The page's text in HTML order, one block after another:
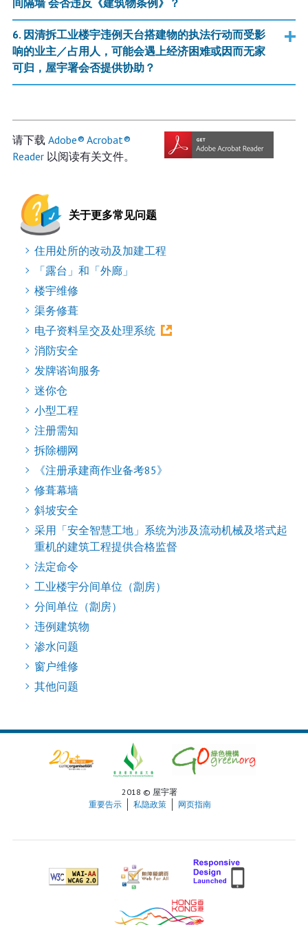
间隔墙 会否违反《建筑物条例》？
6. 因清拆工业楼宇违例天台搭建物的执法行动而受影
响的业主／占用人，可能会遇上经济困难或因而无家
可归，屋宇署会否提供协助？
请下载 Adobe® Acrobat®
Reader以阅读有关文件。
关于更多常见问题
住用处所的改动及加建工程
「露台」和「外廊」
楼宇维修
渠务修葺
电子资料呈交及处理系统
消防安全
发牌谘询服务
迷你仓
小型工程
注册需知
拆除棚网
《注册承建商作业备考85》
修葺幕墙
斜坡安全
采用「安全智慧工地」系统为涉及流动机械及塔式起
重机的建筑工程提供合格监督
法定命令
工业楼宇分间单位（劏房）
分间单位（劏房）
违例建筑物
渗水问题
窗户维修
其他问题
2018 © 屋宇署
重要告示
私隐政策 网页指南